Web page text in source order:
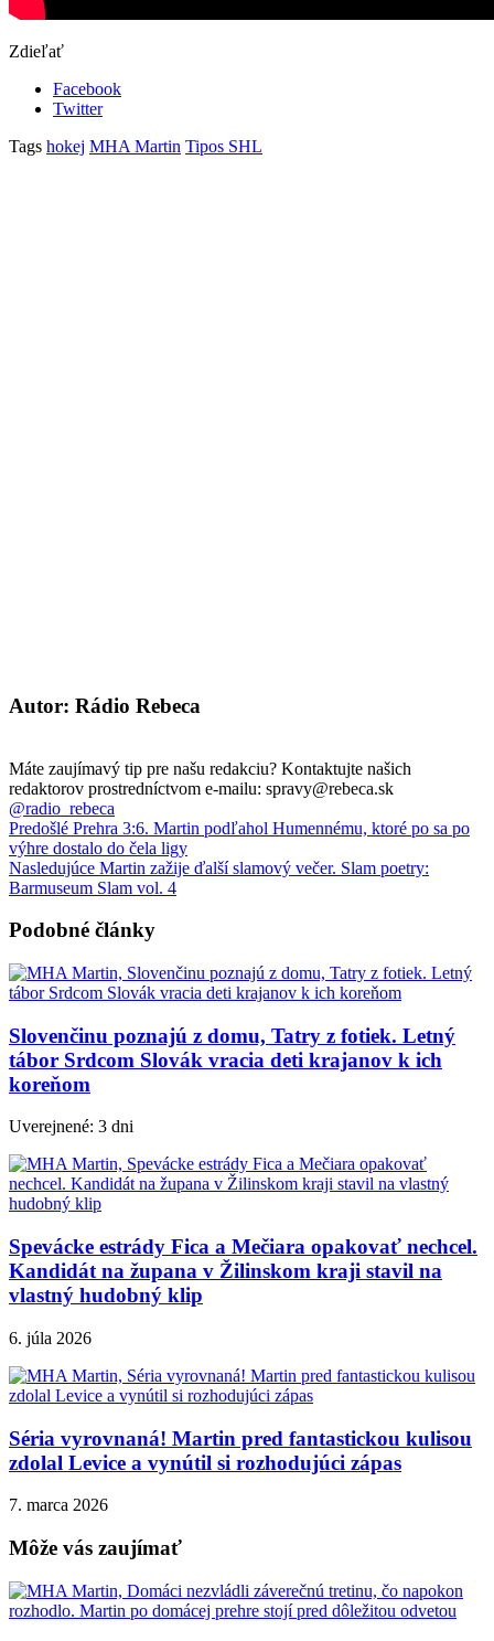
Zdieľať
Facebook
Twitter
Tags hokej MHA Martin Tipos SHL
Autor: Rádio Rebeca
Máte zaujímavý tip pre našu redakciu? Kontaktujte našich
redaktorov prostredníctvom e-mailu: spravy@rebeca.sk
@radio_rebeca
Predošlé Prehra 3:6. Martin podľahol Humennému, ktoré po sa po
výhre dostalo do čela ligy
Nasledujúce Martin zažije ďalší slamový večer. Slam poetry:
Barmuseum Slam vol. 4
Podobné články
Slovenčinu poznajú z domu, Tatry z fotiek. Letný
tábor Srdcom Slovák vracia deti krajanov k ich
koreňom
Uverejnené: 3 dni
Spevácke estrády Fica a Mečiara opakovať nechcel.
Kandidát na župana v Žilinskom kraji stavil na
vlastný hudobný klip
6. júla 2026
Séria vyrovnaná! Martin pred fantastickou kulisou
zdolal Levice a vynútil si rozhodujúci zápas
7. marca 2026
Môže vás zaujímať